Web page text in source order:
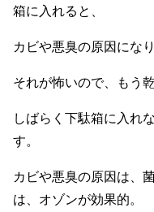
箱に入れると、
カビや悪臭の原因になり
それが怖いので、もう
しばらく下駄箱に入れ
す。
カビや悪臭の原因は、
は、オゾンが効果的。